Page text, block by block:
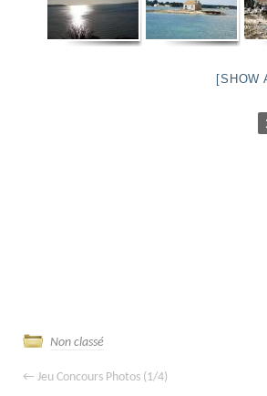
[SHOW
Non classé
← Jeu Concours Photos (1/4)